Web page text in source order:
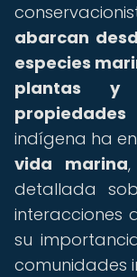
abarcan
especies
plantas y
indígena ha
vida marina
detallada
interacciones
su
comunidades